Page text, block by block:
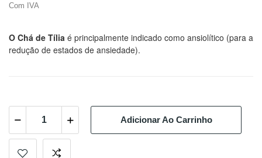
Com IVA
O Chá de Tília é principalmente indicado como ansiolítico (para a
redução de estados de ansiedade).
Adicionar Ao Carrinho